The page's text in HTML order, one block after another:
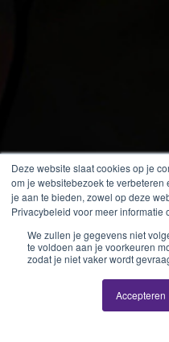
Deze website slaat cookies op je
om je websitebezoek te
je aan te bieden, zowel op deze
Privacybeleid voor meer
We zullen je gegevens niet
te voldoen aan je voorkeuren
zodat je niet vaker wordt
Accepteren